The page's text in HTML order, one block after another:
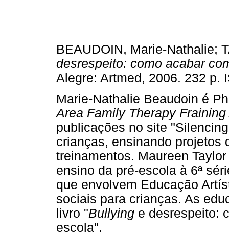
BEAUDOIN, Marie-Nathalie;
desrespeito: como acabar
Alegre: Artmed, 2006. 232 p.
Marie-Nathalie Beaudoin é
Area Family Therapy
publicações no site
crianças, ensinando projetos
treinamentos. Maureen
ensino da pré-escola à 6ª
que envolvem Educação
sociais para crianças. As
livro "Bullying e desrespeito:
escola".